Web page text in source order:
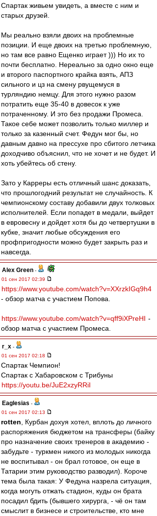
Спартак живьем увидеть, а вместе с ним и
старых друзей.
Мы реально взяли двоих на проблемные
позиции. И еще двоих на третью проблемную,
но там все равно Ещенко играет ))) Но их то
почти бесплатно. Нереально за одно окно еще
и второго паспортного крайка взять, АПЗ
сильного и цз на смену рвущемуся в
турляндию немцу. Для этого нужно разом
потратить еще 35-40 в довесок к уже
потраченному. И это без продажи Промеса.
Такое себе может позволить только миллер и
только за казенный счет. Федун мог бы, но
давным давно на прессухе про сбитого летчика
доходчиво объяснил, что не хочет и не будет. И
хоть убейтесь об стену.
Зато у Карреры есть отличный шанс доказать,
что прошлогодний результат не случайность. К
чемпионскому составу добавили двух толковых
исполнителей. Если попадет в медали, выйдет
в евровесну и дойдет хотя бы до четвертушки в
кубке, значит любые обсуждения его
профпригодности можно будет закрыть раз и
навсегда.
Alex Green -
01 сен 2017 02:39
https://www.youtube.com/watch?v=XXrzkIGq9h4
- обзор матча с участием Попова.
https://www.youtube.com/watch?v=qff9iXPreHI -
обзор матча с участием Промеса.
r_x -
01 сен 2017 02:18
Спартак Чемпион!
Спартак с Хабаровском с Трибуны
https://youtu.be/JuE2xzyRRiI
Eaglesias -
01 сен 2017 02:13
rotten , Курбан дохуя хотел, вплоть до личного
распоряжения бюджетом на трансферы (байку
про назначение своих тренеров в академию -
забудьте - туркмен никого из молодых никогда
не воспитывал - он брал готовое, он еще в
Татарии этим руководство разводил). Короче
тема была такая: У Федуна назрела ситуация,
когда могуть отжать стадион, куды он брата
посадил бдить (бывшего хирурга, - чё он там
смыслит в бизнесе и строительстве, кто мне